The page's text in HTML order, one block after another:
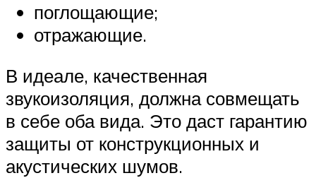
поглощающие;
отражающие.
В идеале, качественная
звукоизоляция, должна совмещать
в себе оба вида. Это даст гарантию
защиты от конструкционных и
акустических шумов.